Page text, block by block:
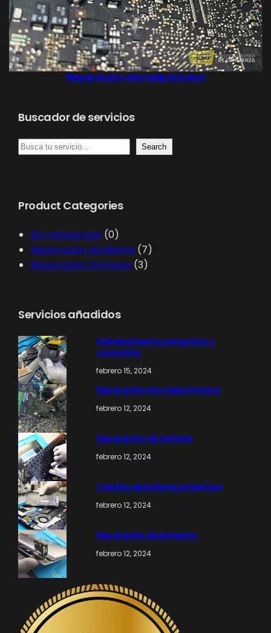
Reparación microelectrónica
Buscador de servicios
B
a
Search
Product Categories
Sin categorizar 00
p
r
u
t
o
s
Reparación Hardware 77
c
o
s
Reparación Software 33
u
t
o
Servicios añadidos
Mantenimiento preventivo y
correctivo
febrero 15, 2024
Reparación microelectrónica
febrero 12, 2024
Reparación de teclado
febrero 12, 2024
Cambio de batería en laptops
febrero 12, 2024
Reparación de bisagras
febrero 12, 2024